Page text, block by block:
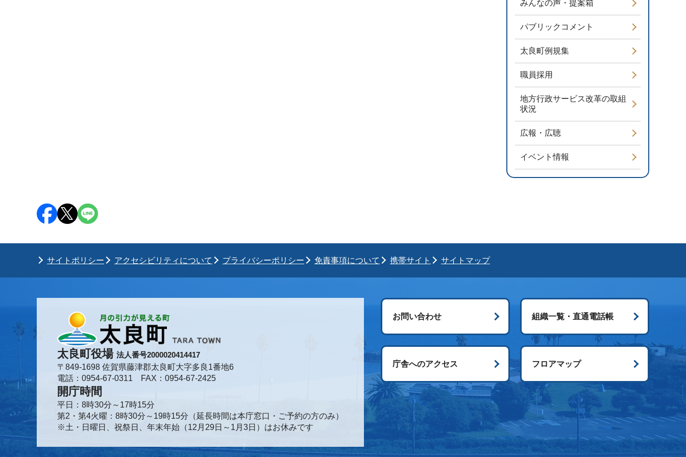
みんなの声・提案箱
パブリックコメント
太良町例規集
職員採用
地方行政サービス改革の取組
状況
広報・広聴
イベント情報
サイトポリシー アクセシビリティについて プライバシーポリシー 免責事項について 携帯サイト サイトマップ
太良町役場 法人番号2000020414417
〒849-1698 佐賀県藤津郡太良町大字多良1番地6
電話：0954-67-0311 FAX：0954-67-2425
開庁時間
平日：8時30分～17時15分
第2・第4火曜：8時30分～19時15分（延長時間は本庁窓口・ご予約の方のみ）
※土・日曜日、祝祭日、年末年始（12月29日～1月3日）はお休みです
お問い合わせ 組織一覧・直通電話帳
庁舎へのアクセス フロアマップ